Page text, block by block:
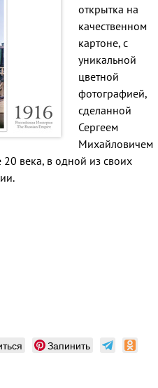
открытка на
качественном
картоне, с
уникальной
цветной
фотографией,
сделанной
Сергеем
Михайловичем
века, в одной из своих
Запинить